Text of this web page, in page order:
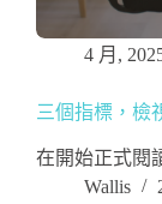
4 月,
三個指標，檢
在開始正式閱
Wallis